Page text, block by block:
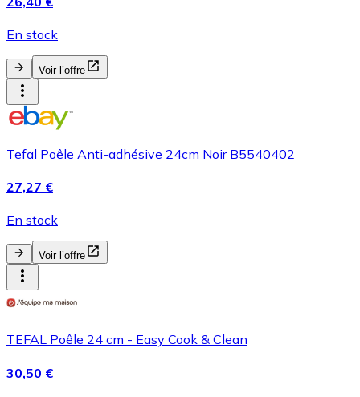
En stock
Voir l’offre
Tefal Poêle Anti-adhésive 24cm Noir B5540402
27,27 €
En stock
Voir l’offre
TEFAL Poêle 24 cm - Easy Cook & Clean
30,50 €